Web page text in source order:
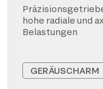
hohe radiale und
Belastungen
GERÄUSCHARM